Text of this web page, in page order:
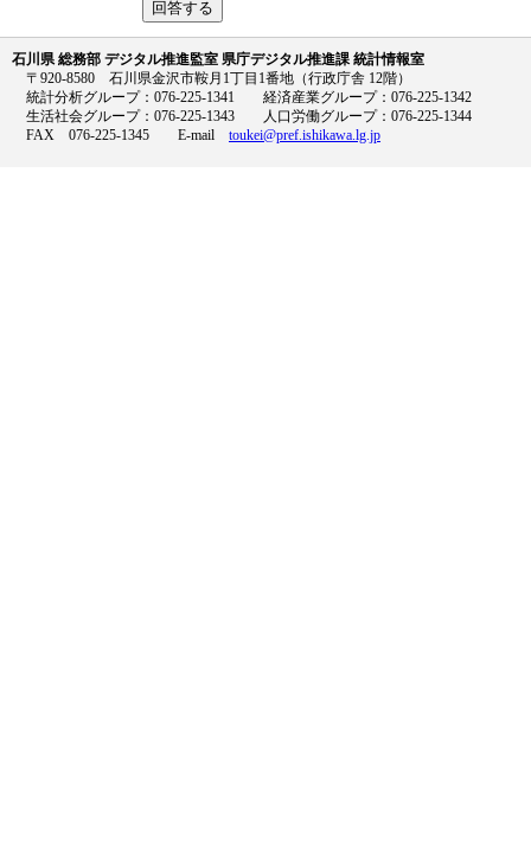
石川県 総務部 デジタル推進監室 県庁デジタル推進課 統計情報室
〒920-8580 石川県金沢市鞍月1丁目1番地（行政庁舎 12階）
統計分析グループ：076-225-1341 経済産業グループ：076-225-1342
生活社会グループ：076-225-1343 人口労働グループ：076-225-1344
FAX 076-225-1345 E-mail toukei@pref.ishikawa.lg.jp